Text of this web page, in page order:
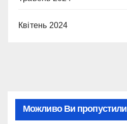
Квітень 2024
Можливо Ви пропустили